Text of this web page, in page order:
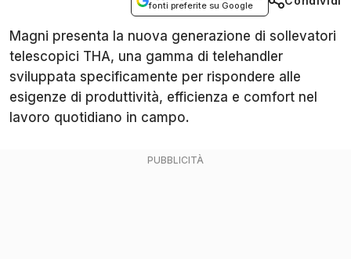
fonti preferite su Google
Magni presenta la nuova generazione di sollevatori
telescopici THA, una gamma di telehandler
sviluppata specificamente per rispondere alle
esigenze di produttività, efficienza e comfort nel
lavoro quotidiano in campo.